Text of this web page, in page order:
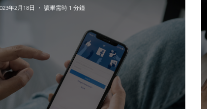
年2月18日 讀畢需時 1 分鐘